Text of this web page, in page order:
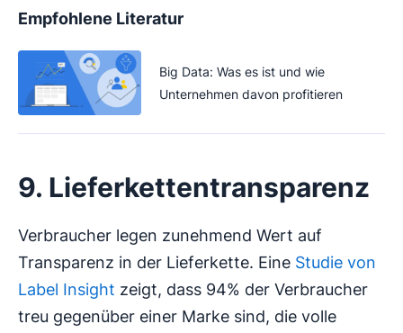
Empfohlene Literatur
Big Data: Was es ist und wie
Unternehmen davon profitieren
9. Lieferkettentransparenz
Verbraucher legen zunehmend Wert auf
Transparenz in der Lieferkette. Eine Studie von
Label Insight zeigt, dass 94% der Verbraucher
treu gegenüber einer Marke sind, die volle